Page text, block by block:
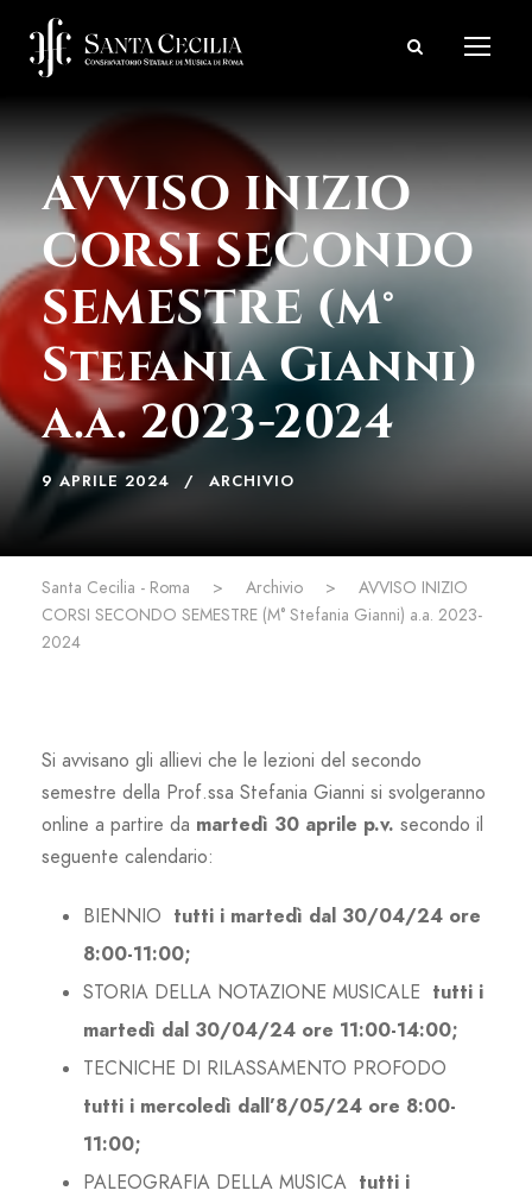
AVVISO INIZIO
CORSI SECONDO
SEMESTRE (M°
Stefania Gianni)
a.a. 2023-2024
9 APRILE 2024 ARCHIVIO
Santa Cecilia - Roma > Archivio >
AVVISO INIZIO
CORSI SECONDO SEMESTRE (M° Stefania Gianni) a.a. 2023-
2024
Si avvisano gli allievi che le lezioni del secondo
semestre della Prof.ssa Stefania Gianni si svolgeranno
online a partire da martedì 30 aprile p.v. secondo il
seguente calendario:
BIENNIO tutti i martedì dal 30/04/24 ore
8:00-11:00;
STORIA DELLA NOTAZIONE MUSICALE tutti i
martedì dal 30/04/24 ore 11:00-14:00;
TECNICHE DI RILASSAMENTO PROFODO
tutti i mercoledì dall’8/05/24 ore 8:00-
11:00;
PALEOGRAFIA DELLA MUSICA tutti i